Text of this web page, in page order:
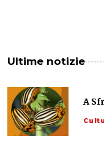
Ultime notizie
A